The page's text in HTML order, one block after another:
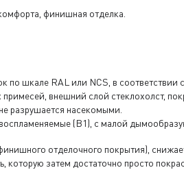
финишная отделка.
по шкале RAL или NCS, в
внешний слой стеклохолст,
разрушается насекомыми.
(В1), с малой
отделочного покрытия),
затем достаточно просто